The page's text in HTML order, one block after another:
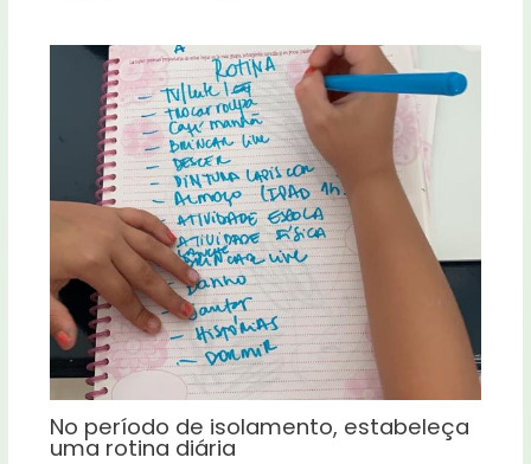
No período de isolamento, estabeleça
uma rotina diária